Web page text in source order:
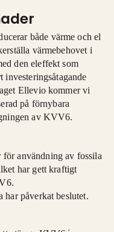
både värme och el
värmebehovet i
den eleffekt som
investeringsåtagande
Ellevio kommer vi
på förnybara
av KVV6.
för användning av fossila
har gett kraftigt
har påverkat beslutet.